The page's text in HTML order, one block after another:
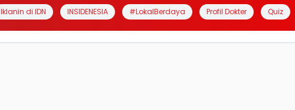
Iklanin di IDN INSIDENESIA #LokalBerdaya Profil Dokter Quiz